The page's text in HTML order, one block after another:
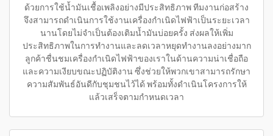
ด้วยการใช้น้ำมันเชื้อเพลิงอย่างมีประสิทธิภาพ ทีมงานก่อสร้าง
จึงสามารถดำเนินการใช้งานเครื่องกำเนิดไฟฟ้าเป็นระยะเวลา
นานโดยไม่จำเป็นต้องเติมน้ำมันบ่อยครั้ง ส่งผลให้เพิ่ม
ประสิทธิภาพในการทำงานและลดเวลาหยุดทำงานลงอย่างมาก
ลูกค้าชื่นชมเครื่องกำเนิดไฟฟ้าของเราในด้านความน่าเชื่อถือ
และความเงียบขณะปฏิบัติงาน ซึ่งช่วยให้พวกเขาสามารถรักษา
ความสัมพันธ์อันดีกับชุมชนไว้ได้ พร้อมทั้งดำเนินโครงการให้
แล้วเสร็จตามกำหนดเวลา